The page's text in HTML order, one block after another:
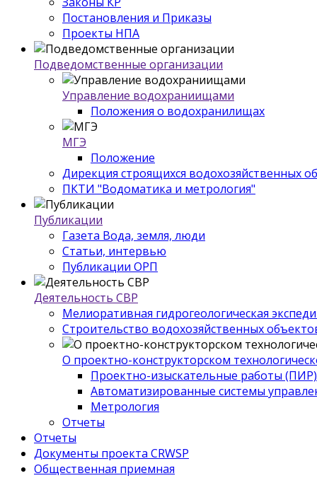
Постановления и Приказы
Проекты НПА
Подведомственные организации
Управление водохраниищами
Положения о водохранилищах
МГЭ
Положение
Дирекция строящихся водохозяйственных
ПКТИ "Водоматика и метрология"
Публикации
Газета Вода, земля, люди
Статьи, интервью
Публикации ОРП
Деятельность СВР
Мелиоративная гидрогеологическая
Строительство водохозяйственных
О проектно-конструкторском
Проектно-изыскательные работы (ПИР)
Автоматизированные системы
Метрология
Отчеты
Отчеты
Документы проекта CRWSP
Общественная приемная